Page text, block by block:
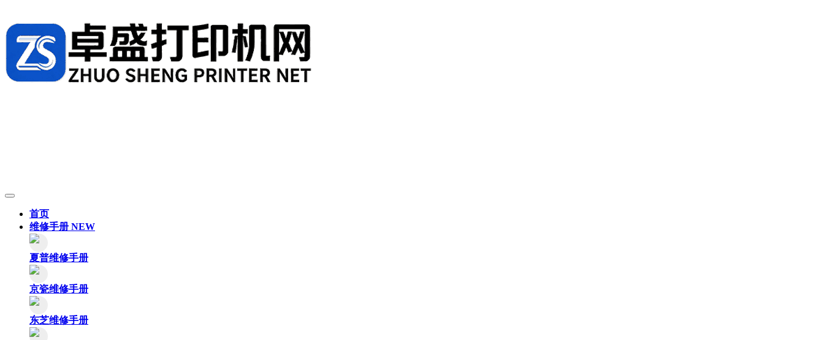
首页
维修手册 NEW
夏普维修手册
京瓷维修手册
东芝维修手册